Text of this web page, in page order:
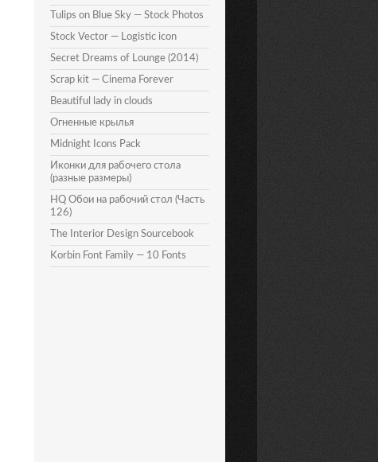
Tulips on Blue Sky — Stock Photos
Stock Vector — Logistic icon
Secret Dreams of Lounge (2014)
Scrap kit — Cinema Forever
Beautiful lady in clouds
Огненные крылья
Midnight Icons Pack
Иконки для рабочего стола
(разные размеры)
HQ Обои на рабочий стол (Часть
126)
The Interior Design Sourcebook
Korbin Font Family — 10 Fonts